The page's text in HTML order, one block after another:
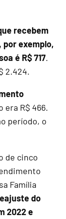
recebem
por exemplo,
é R$ 717.
2.424.
era R$ 466.
período, o
de cinco
Família
do
2022 e